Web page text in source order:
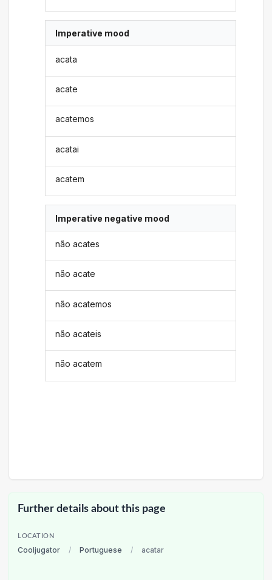
Imperative mood
acata
acate
acatemos
acatai
acatem
Imperative negative mood
não acates
não acate
não acatemos
não acateis
não acatem
Further details about this page
LOCATION
Cooljugator / Portuguese / acatar